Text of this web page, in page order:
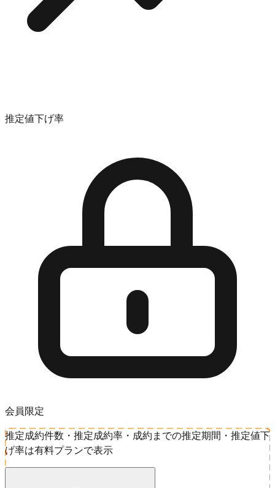
推定値下げ率
会員限定
推定成約件数・推定成約率・成約までの推定期間・推定値下
げ率は有料プランで表示